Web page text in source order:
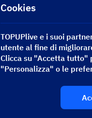
Cookies
TOPUPlive e i suoi
utente al fine di
Clicca su "Accetta tutto"
"Personalizza" o le